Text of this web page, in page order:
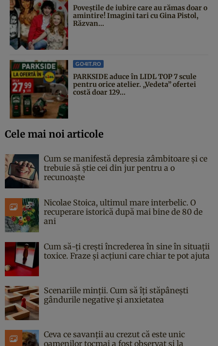
Poveştile de iubire care au rămas doar o
amintire! Imagini tari cu Gina Pistol,
Răzvan...
GO4IT.RO
PARKSIDE aduce în LIDL TOP 7 scule
pentru orice atelier. „Vedeta” ofertei
costă doar 129...
Cele mai noi articole
Cum se manifestă depresia zâmbitoare și ce
trebuie să știe cei din jur pentru a o
recunoaște
Nicolae Stoica, ultimul mare interbelic. O
recuperare istorică după mai bine de 80 de
ani
Cum să-ți crești încrederea în sine în situații
toxice. Fraze și acțiuni care chiar te pot ajuta
Scenariile minții. Cum să îți stăpânești
gândurile negative și anxietatea
Ceva ce savanții au crezut că este unic
oamenilor tocmai a fost observat și la